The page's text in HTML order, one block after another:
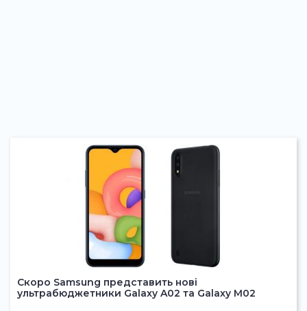
Скоро Samsung представить нові
ультрабюджетники Galaxy A02 та Galaxy M02